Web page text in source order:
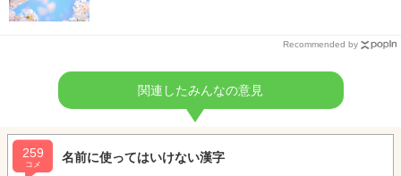
Recommended by
関連したみんなの意見
259
コメ
名前に使ってはいけない漢字